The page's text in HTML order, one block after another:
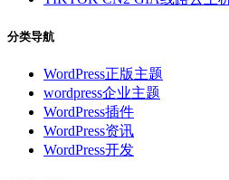
分类导航
WordPress正版主题
wordpress企业主题
WordPress插件
WordPress资讯
WordPress开发